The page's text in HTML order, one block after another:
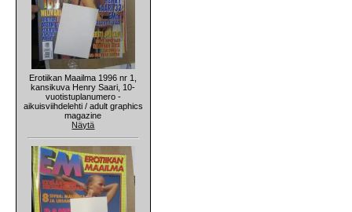
Erotiikan Maailma 1996 nr 1,
kansikuva Henry Saari, 10-
vuotistuplanumero -
aikuisviihdelehti / adult graphics
magazine
Näytä